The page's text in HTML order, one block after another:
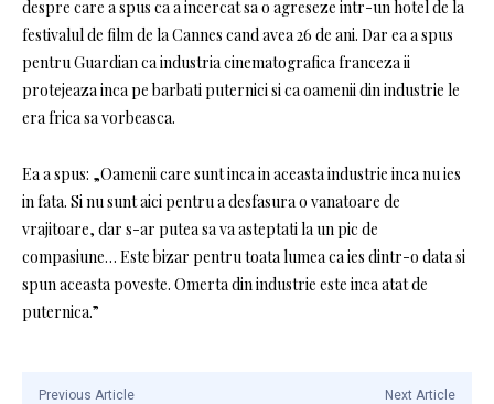
despre care a spus ca a incercat sa o agreseze intr-un hotel de la
festivalul de film de la Cannes cand avea 26 de ani. Dar ea a spus
pentru Guardian ca industria cinematografica franceza ii
protejeaza inca pe barbati puternici si ca oamenii din industrie le
era frica sa vorbeasca.
Ea a spus: „Oamenii care sunt inca in aceasta industrie inca nu ies
in fata. Si nu sunt aici pentru a desfasura o vanatoare de
vrajitoare, dar s-ar putea sa va asteptati la un pic de
compasiune… Este bizar pentru toata lumea ca ies dintr-o data si
spun aceasta poveste. Omerta din industrie este inca atat de
puternica.”
Previous Article Next Article